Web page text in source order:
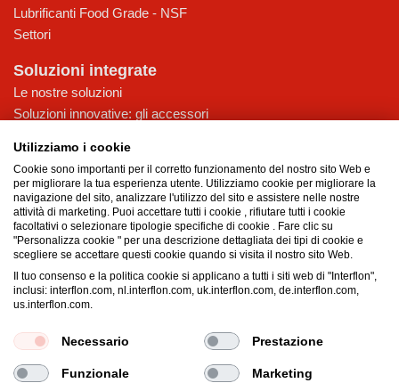
Lubrificanti Food Grade - NSF
Settori
Soluzioni integrate
Le nostre soluzioni
Soluzioni innovative: gli accessori
Consulenza
Assistenza
Interflon
Chi siamo
I nostri valori
Certificati
News
Utilizziamo i cookie
Cookie sono importanti per il corretto funzionamento del nostro sito Web e
per migliorare la tua esperienza utente. Utilizziamo cookie per migliorare la
navigazione del sito, analizzare l'utilizzo del sito e assistere nelle nostre
attività di marketing. Puoi accettare tutti i cookie , rifiutare tutti i cookie
facoltativi o selezionare tipologie specifiche di cookie . Fare clic su
"Personalizza cookie " per una descrizione dettagliata dei tipi di cookie e
scegliere se accettare questi cookie quando si visita il nostro sito Web.
Il tuo consenso e la politica cookie si applicano a tutti i siti web di "Interflon",
inclusi: interflon.com, nl.interflon.com, uk.interflon.com, de.interflon.com,
us.interflon.com.
Necessario Prestazione
Funzionale Marketing